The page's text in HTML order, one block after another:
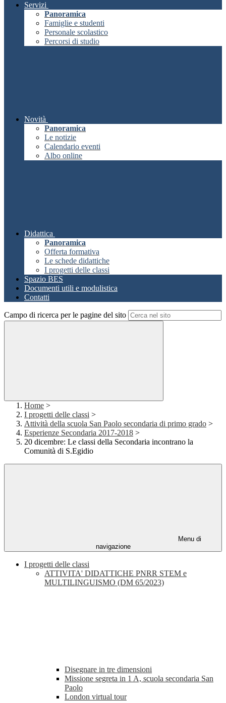
Servizi
Panoramica
Famiglie e studenti
Personale scolastico
Percorsi di studio
Novità
Panoramica
Le notizie
Calendario eventi
Albo online
Didattica
Panoramica
Offerta formativa
Le schede didattiche
I progetti delle classi
Spazio BES
Documenti utili e modulistica
Contatti
Campo di ricerca per le pagine del sito
Home >
I progetti delle classi >
Attività della scuola San Paolo secondaria di primo grado >
Esperienze Secondaria 2017-2018 >
20 dicembre: Le classi della Secondaria incontrano la
Comunità di S.Egidio
Menu di
navigazione
I progetti delle classi
ATTIVITA' DIDATTICHE PNRR STEM e
MULTILINGUISMO (DM 65/2023)
Disegnare in tre dimensioni
Missione segreta in 1 A, scuola secondaria San
Paolo
London virtual tour